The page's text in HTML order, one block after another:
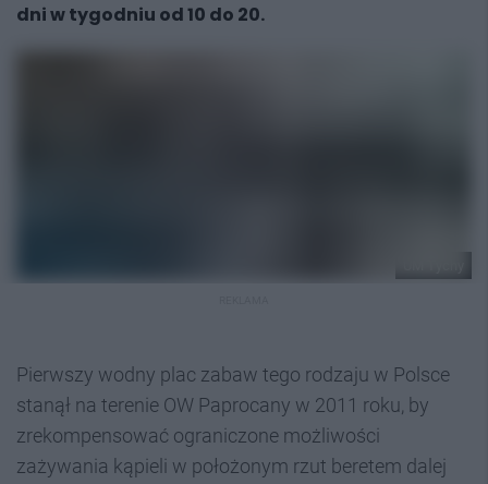
dni w tygodniu od 10 do 20.
Pierwszy wodny plac zabaw tego rodzaju w Polsce
stanął na terenie OW Paprocany w 2011 roku, by
zrekompensować ograniczone możliwości
zażywania kąpieli w położonym rzut beretem dalej